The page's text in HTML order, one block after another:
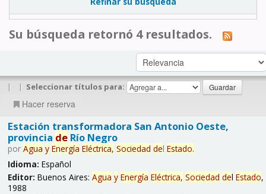
Su búsqueda retornó 4 resultados.
| | Seleccionar títulos para:
Hacer reserva
Estación transformadora San Antonio Oeste,
provincia deRío Negro
por Agua y Energía Eléctrica, Sociedad del Estado.
Idioma: Español
Editor: Buenos Aires: Agua y Energía Eléctrica, Sociedad del Estado,
1988